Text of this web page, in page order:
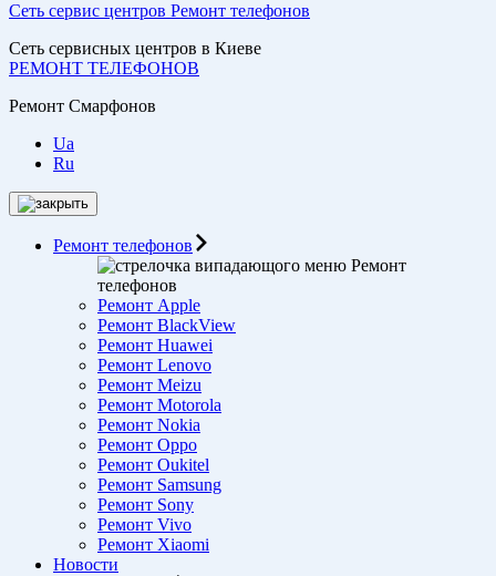
Сеть сервис центров Ремонт телефонов
Сеть сервисных центров в Киеве
РЕМОНТ ТЕЛЕФОНОВ
Ремонт Смарфонов
Ua
Ru
Ремонт телефонов
Ремонт
телефонов
Ремонт Apple
Ремонт BlackView
Ремонт Huawei
Ремонт Lenovo
Ремонт Meizu
Ремонт Motorоla
Ремонт Nokia
Ремонт Oppo
Ремонт Oukitel
Ремонт Samsung
Ремонт Sony
Ремонт Vivo
Ремонт Xiaomi
Новости